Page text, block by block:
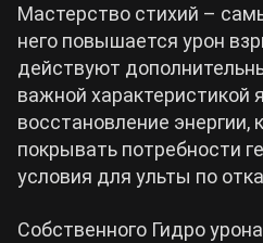
Мастерство стихий –
него повышается урон
действуют
важной характеристикой
восстановление энергии,
покрывать потребности
условия для ульты по
Собственного Гидро